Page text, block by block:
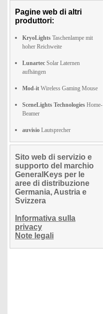
Pagine web di altri
produttori:
KryoLights Taschenlampe mit
hoher Reichweite
Lunartec Solar Laternen
aufhängen
Mod-it Wireless Gaming Mouse
SceneLights Technologies Home-
Beamer
auvisio Lautsprecher
Sito web di servizio e
supporto del marchio
GeneralKeys per le
aree di distribuzione
Germania, Austria e
Svizzera
Informativa sulla
privacy
Note legali